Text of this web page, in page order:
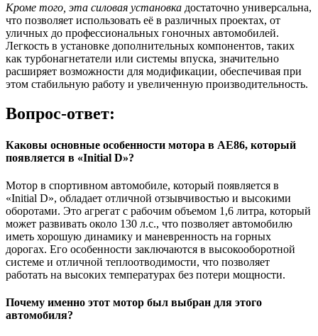
Кроме того, эта силовая установка достаточно универсальна,
что позволяет использовать её в различных проектах, от
уличных до профессиональных гоночных автомобилей.
Легкость в установке дополнительных компонентов, таких
как турбонагнетатели или системы впуска, значительно
расширяет возможности для модификации, обеспечивая при
этом стабильную работу и увеличенную производительность.
Вопрос-ответ:
Каковы основные особенности мотора в AE86, который
появляется в «Initial D»?
Мотор в спортивном автомобиле, который появляется в
«Initial D», обладает отличной отзывчивостью и высокими
оборотами. Это агрегат с рабочим объемом 1,6 литра, который
может развивать около 130 л.с., что позволяет автомобилю
иметь хорошую динамику и маневренность на горных
дорогах. Его особенности заключаются в высокооборотной
системе и отличной теплоотводимости, что позволяет
работать на высоких температурах без потери мощности.
Почему именно этот мотор был выбран для этого
автомобиля?